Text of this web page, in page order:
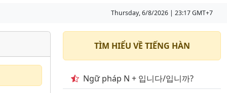
Thursday, 6/8/2026 | 23:17 GMT+7
TÌM HIỂU VỀ TIẾNG HÀN
Ngữ pháp N + 입니다/입니까?